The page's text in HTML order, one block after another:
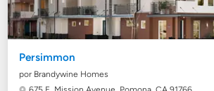
Persimmon
por Brandywine Homes